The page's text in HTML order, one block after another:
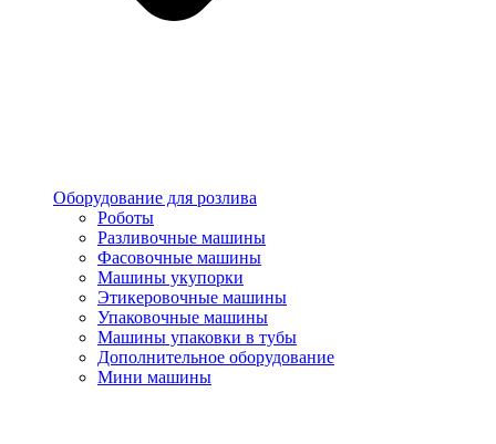
Оборудование для розлива
Роботы
Разливочные машины
Фасовочные машины
Машины укупорки
Этикеровочные машины
Упаковочные машины
Машины упаковки в тубы
Дополнительное оборудование
Мини машины